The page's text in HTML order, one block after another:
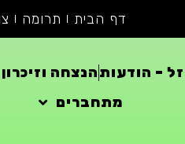
דף הבית תרומה
– הודעותהנצחה וזיכרון
מתחברים